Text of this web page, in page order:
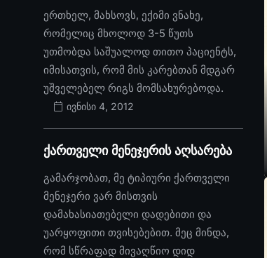
ერთხელ, მახსოვს, ექიმი ვნახე,
რომელიც მხოლოდ 3-5 წუთს
უთმობდა საშუალოდ თითო პაციენტს,
იმისათვის, რომ მის კარებთან მდგარ
უშველებელ რიგს მომსახურებოდა.
ივნისი 4, 2012
ქართველი მენეჯერის აღსარება
გამარჯობათ, მე ტიპიური ქართველი
მენეჯერი ვარ მისთვის
დამახასიათებელი დადებითი და
უარყოფითი თვისებებით. მეც მინდა,
რომ სწრაფად მივაღწიო დიდ